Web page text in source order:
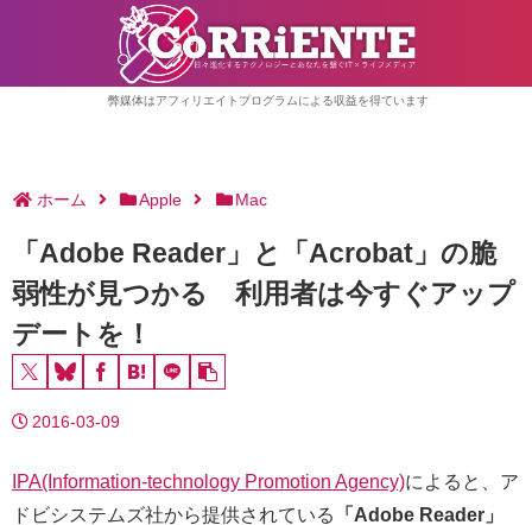
弊媒体はアフィリエイトプログラムによる収益を得ています
ホーム Apple Mac
「Adobe Reader」と「Acrobat」の脆
弱性が見つかる 利用者は今すぐアップ
デートを！
2016-03-09
IPA(Information-technology Promotion Agency)によると、ア
ドビシステムズ社から提供されている
「Adobe Reader」